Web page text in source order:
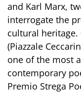
and Karl Marx,
interrogate the
cultural heritage.
(Piazzale
one of the most
contemporary
Premio Strega